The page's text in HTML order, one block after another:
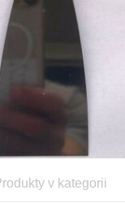
v kategorii